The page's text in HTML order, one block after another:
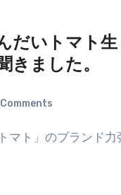
だいトマト生
きました。